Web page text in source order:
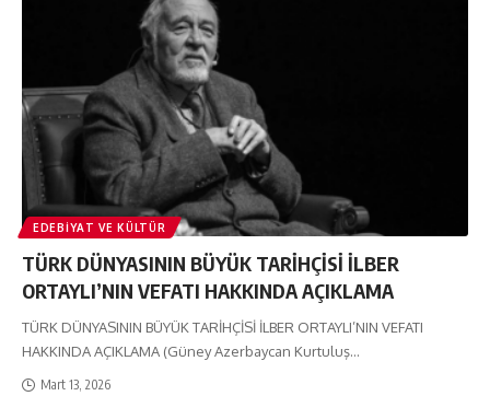
EDEBIYAT VE KÜLTÜR
TÜRK DÜNYASININ BÜYÜK TARİHÇİSİ İLBER
ORTAYLI’NIN VEFATI HAKKINDA AÇIKLAMA
TÜRK DÜNYASININ BÜYÜK TARİHÇİSİ İLBER ORTAYLI’NIN VEFATI
HAKKINDA AÇIKLAMA (Güney Azerbaycan Kurtuluş…
Mart 13, 2026